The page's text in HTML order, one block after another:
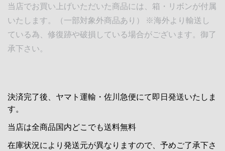
当店でお買い上げいただいた商品には、箱・リボンが付属
いたします。（一部対象外商品あり） ※海外より輸送し
ている為、修復跡や破損している場合がございます。御了
承下さい。
決済完了後、ヤマト運輸・佐川急便にて即日発送いたしま
す。
当店は全商品国内どこでも送料無料
在庫状況により発送元が異なりますので、予めご了承下さ